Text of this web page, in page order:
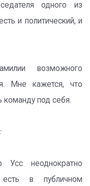
одного из
и политический, и
возможного
Мне кажется, что
команду под себя.
неоднократно
есть в публичном